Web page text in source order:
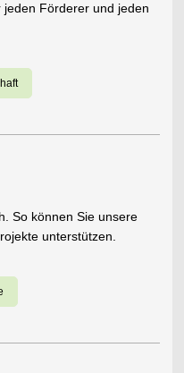
Förderer und jeden
So können Sie unsere
unterstützen.